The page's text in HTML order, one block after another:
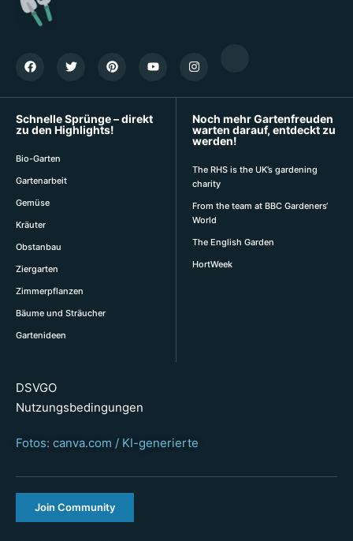
Schnelle Sprünge – direkt
zu den Highlights!
Bio-Garten
Gartenarbeit
Gemüse
Kräuter
Obstanbau
Ziergarten
Zimmerpflanzen
Bäume und Sträucher
Gartenideen
Noch mehr Gartenfreuden
warten darauf, entdeckt zu
werden!
The RHS is the UK’s gardening
charity
From the team at BBC Gardeners‘
World
The English Garden
HortWeek
DSVGO
Nutzungsbedingungen
Fotos: canva.com / KI-generierte
Join Community